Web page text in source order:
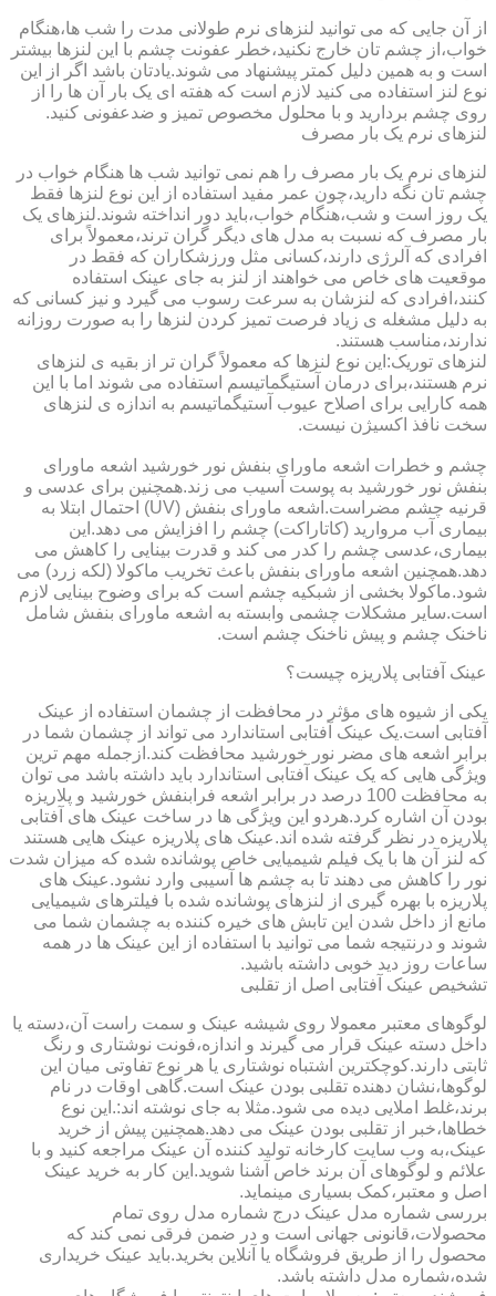
از آن جایی که می توانید لنزهای نرم طولانی مدت را شب ها،هنگام
خواب،از چشم تان خارج نکنید،خطر عفونت چشم با این لنزها بیشتر
است و به همین دلیل کمتر پیشنهاد می شوند.یادتان باشد اگر از این
نوع لنز استفاده می کنید لازم است که هفته ای یک بار آن ها را از
روی چشم بردارید و با محلول مخصوص تمیز و ضدعفونی کنید.
لنزهای نرم یک بار مصرف
لنزهای نرم یک بار مصرف را هم نمی توانید شب ها هنگام خواب در
چشم تان نگه دارید،چون عمر مفید استفاده از این نوع لنزها فقط
یک روز است و شب،هنگام خواب،باید دور انداخته شوند.لنزهای یک
بار مصرف که نسبت به مدل های دیگر گران ترند،معمولاً برای
افرادی که آلرژی دارند،کسانی مثل ورزشکاران که فقط در
موقعیت های خاص می خواهند از لنز به جای عینک استفاده
کنند،افرادی که لنزشان به سرعت رسوب می گیرد و نیز کسانی که
به دلیل مشغله ی زیاد فرصت تمیز کردن لنزها را به صورت روزانه
ندارند،مناسب هستند.
لنزهای توریک:این نوع لنزها که معمولاً گران تر از بقیه ی لنزهای
نرم هستند،برای درمان آستیگماتیسم استفاده می شوند اما با این
همه کارایی برای اصلاح عیوب آستیگماتیسم به اندازه ی لنزهای
سخت نافذ اکسیژن نیست.
چشم و خطرات اشعه ماورای بنفش نور خورشید اشعه ماورای
بنفش نور خورشید به پوست آسیب می زند.همچنین برای عدسی و
قرنیه چشم مضراست.اشعه ماورای بنفش (UV) احتمال ابتلا به
بیماری آب مروارید (کاتاراکت) چشم را افزایش می دهد.این
بیماری،عدسی چشم را کدر می کند و قدرت بینایی را کاهش می
دهد.همچنین اشعه ماورای بنفش باعث تخریب ماکولا (لکه زرد) می
شود.ماکولا بخشی از شبکیه چشم است که برای وضوح بینایی لازم
است.سایر مشکلات چشمی وابسته به اشعه ماورای بنفش شامل
ناخنک چشم و پیش ناخنک چشم است.
عینک آفتابی پلاریزه چیست؟
یکی از شیوه های مؤثر در محافظت از چشمان استفاده از عینک
آفتابی است.یک عینک آفتابی استاندارد می تواند از چشمان شما در
برابر اشعه های مضر نور خورشید محافظت کند.ازجمله مهم ترین
ویژگی هایی که یک عینک آفتابی استاندارد باید داشته باشد می توان
به محافظت 100 درصد در برابر اشعه فرابنفش خورشید و پلاریزه
بودن آن اشاره کرد.هردو این ویژگی ها در ساخت عینک های آفتابی
پلاریزه در نظر گرفته شده اند.عینک های پلاریزه عینک هایی هستند
که لنز آن ها با یک فیلم شیمیایی خاص پوشانده شده که میزان شدت
نور را کاهش می دهند تا به چشم ها آسیبی وارد نشود.عینک های
پلاریزه با بهره گیری از لنزهای پوشانده شده با فیلترهای شیمیایی
مانع از داخل شدن این تابش های خیره کننده به چشمان شما می
شوند و درنتیجه شما می توانید با استفاده از این عینک ها در همه
ساعات روز دید خوبی داشته باشید.
تشخیص عینک آفتابی اصل از تقلبی
لوگوهای معتبر معمولا روی شیشه عینک و سمت راست آن،دسته یا
داخل دسته عینک قرار می گیرند و اندازه،فونت نوشتاری و رنگ
ثابتی دارند.کوچکترین اشتباه نوشتاری یا هر نوع تفاوتی میان این
لوگوها،نشان دهنده تقلبی بودن عینک است.گاهی اوقات در نام
برند،غلط املایی دیده می شود.مثلا به جای نوشته اند:.این نوع
خطاها،خبر از تقلبی بودن عینک می دهد.همچنین پیش از خرید
عینک،به وب سایت کارخانه تولید کننده آن عینک مراجعه کنید و با
علائم و لوگوهای آن برند خاص آشنا شوید.این کار به خرید عینک
اصل و معتبر،کمک بسیاری مینماید.
بررسی شماره مدل عینک درج شماره مدل روی تمام
محصولات،قانونی جهانی است و در ضمن فرقی نمی کند که
محصول را از طریق فروشگاه یا آنلاین بخرید.باید عینک خریداری
شده،شماره مدل داشته باشد.